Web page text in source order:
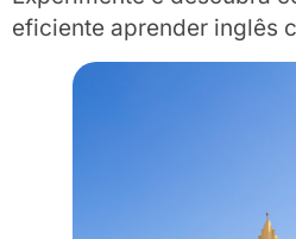
eficiente aprender inglês